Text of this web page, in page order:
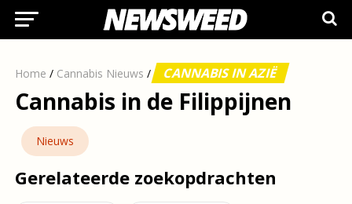
Home / Cannabis Nieuws / CANNABIS IN AZIË
Cannabis in de Filippijnen
Nieuws
Gerelateerde zoekopdrachten